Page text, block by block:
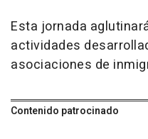
Esta jornada
actividades
asociaciones de
Contenido patrocinado